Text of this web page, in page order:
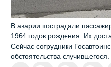
В аварии пострадали
1964 годов рождения. Их
Сейчас сотрудники
обстоятельства случившегося.